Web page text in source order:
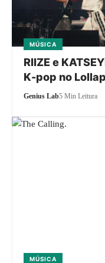
MÚSICA
RIIZE e
K-pop no
Genius Lab5 Min Leitura
MÚSICA